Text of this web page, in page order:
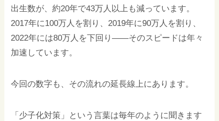
出生数が、約20年で43万人以上も減っています。
2017年に100万人を割り、2019年に90万人を割り、
2022年には80万人を下回り——そのスピードは年々
加速しています。
今回の数字も、その流れの延長線上にあります。
「少子化対策」という言葉は毎年のように聞きます